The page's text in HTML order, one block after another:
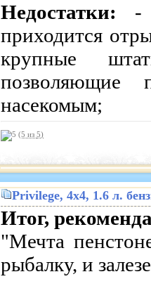
Недостатки:
-
приходится
крупные
позволяющие
насекомым;
(5 из 5)
Privilege, 4x4, 1.6 л.
Итог,
"Мечта
рыбалку, и